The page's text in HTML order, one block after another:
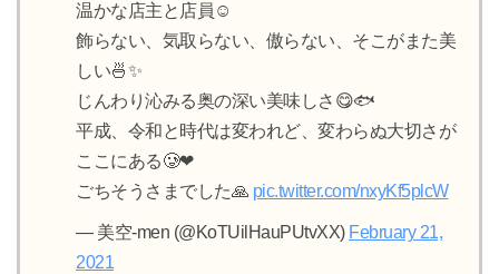
温かな店主と店員☺️
飾らない、気取らない、傲らない、そこがまた美
しい🍜✨
じんわり沁みる奥の深い美味しさ😋🐟
平成、令和と時代は変われど、変わらぬ大切さが
ここにある🥲❤
ごちそうさまでした🙏 pic.twitter.com/nxyKf5plcW
— 美空-men (@KoTUilHauPUtvXX) February 21,
2021